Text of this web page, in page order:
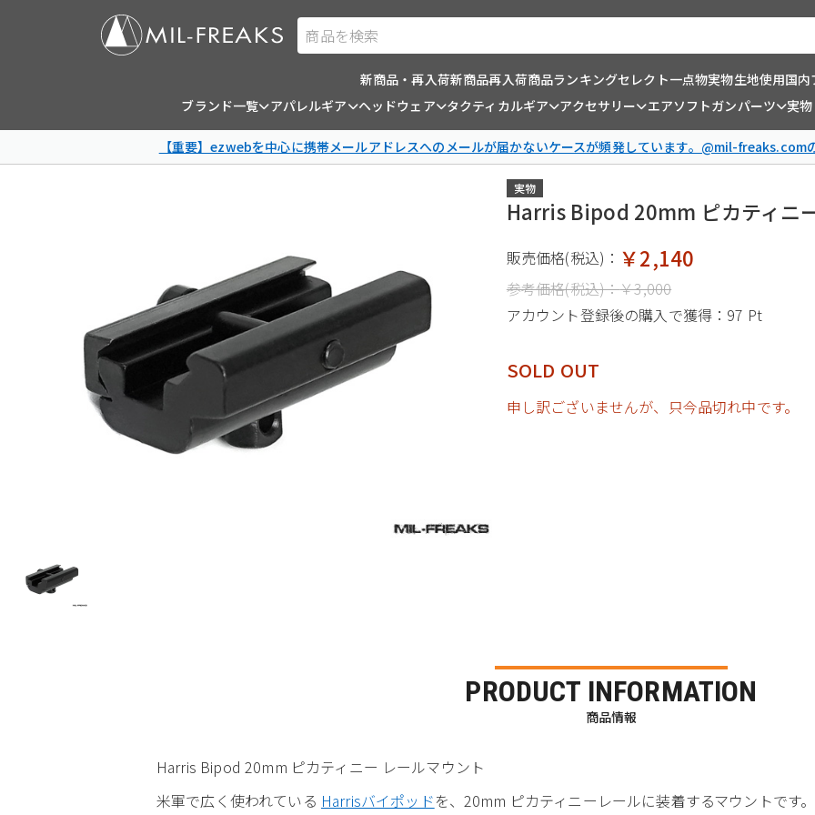
商品を検索
新商品・再入荷新商品再入荷商品ランキングセレクト一点物実物生地使用国内
ブランド一覧
アパレルギア ヘッドウェア タクティカルギア アクセサリー エアソフトガンパーツ 実
【重要】ezwebを中心に携帯メールアドレスへのメールが届かないケースが頻発しています。@mil-freaks.com
実物
Harris Bipod 20mm ピカティニ
販売価格(税込)： ￥2,140
参考価格(税込)：￥3,000
アカウント登録後の購入で獲得： 97 Pt
SOLD OUT
申し訳ございませんが、只今品切れ中です。
PRODUCT INFORMATION
商品情報
Harris Bipod 20mm ピカティニー レールマウント
米軍で広く使われている Harrisバイポッドを、20mm ピカティニーレールに装着するマウントです。